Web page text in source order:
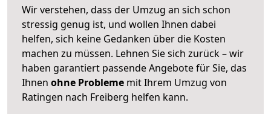
Wir verstehen, dass der Umzug an sich schon
stressig genug ist, und wollen Ihnen dabei
helfen, sich keine Gedanken über die Kosten
machen zu müssen. Lehnen Sie sich zurück – wir
haben garantiert passende Angebote für Sie, das
Ihnen ohne Probleme mit Ihrem Umzug von
Ratingen nach Freiberg helfen kann.